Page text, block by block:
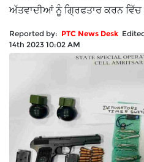
ਅੱਤਵਾਦੀਆਂ ਨੂੰ ਗ੍ਰਿਫਤਾਰ ਕਰਨ ਵਿੱਚ
Reported by: PTC News Desk
14th 2023 10:02 AM